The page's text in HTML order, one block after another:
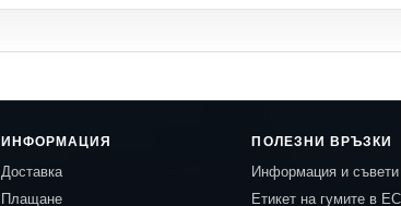
ИНФОРМАЦИЯ
Доставка
Плащане
ПОЛЕЗНИ ВРЪЗКИ
Информация и съвети
Етикет на гумите в ЕС